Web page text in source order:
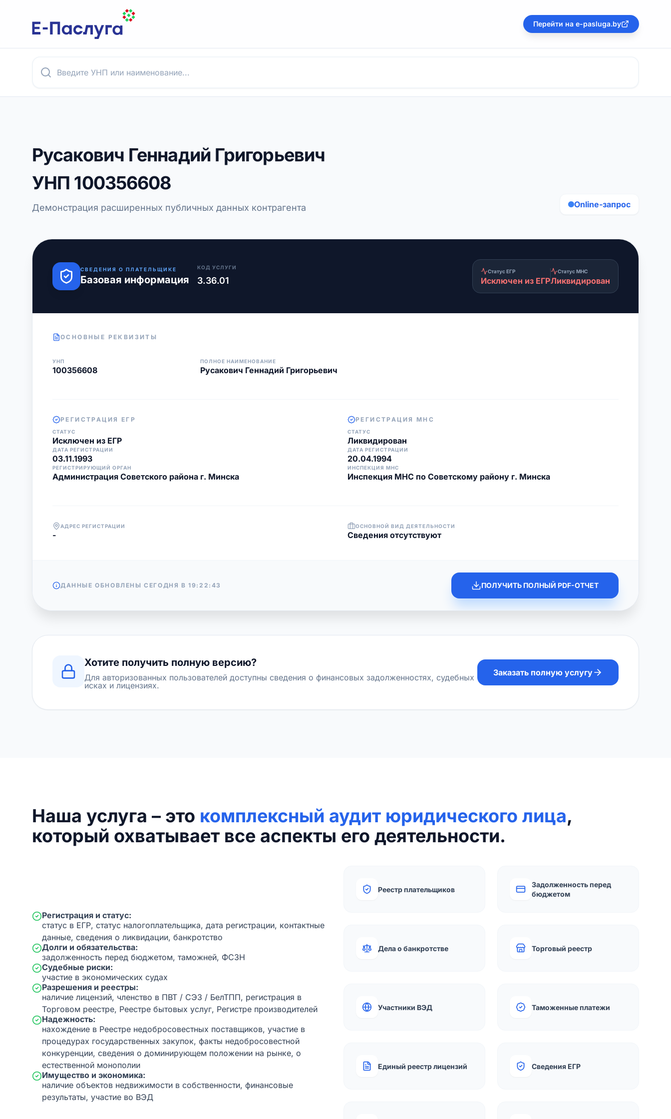
Перейти на e-pasluga.by
Русакович Геннадий Григорьевич
УНП 100356608
Демонстрация расширенных публичных данных контрагента Online-запрос
СВЕДЕНИЯ О ПЛАТЕЛЬЩИКЕ
Базовая информация
КОД УСЛУГИ
3.36.01
Статус ЕГР
Исключен из ЕГР
Статус МНС
Ликвидирован
ОСНОВНЫЕ РЕКВИЗИТЫ
УНП
100356608
ПОЛНОЕ НАИМЕНОВАНИЕ
Русакович Геннадий Григорьевич
РЕГИСТРАЦИЯ ЕГР
СТАТУС
Исключен из ЕГР
ДАТА РЕГИСТРАЦИИ
03.11.1993
РЕГИСТРИРУЮЩИЙ ОРГАН
Администрация Советского района г. Минска
РЕГИСТРАЦИЯ МНС
СТАТУС
Ликвидирован
ДАТА РЕГИСТРАЦИИ
20.04.1994
ИНСПЕКЦИЯ МНС
Инспекция МНС по Советскому району г. Минска
АДРЕС РЕГИСТРАЦИИ
-
ОСНОВНОЙ ВИД ДЕЯТЕЛЬНОСТИ
Cведения отсутствуют
ДАННЫЕ ОБНОВЛЕНЫ СЕГОДНЯ В19:22:43 ПОЛУЧИТЬ ПОЛНЫЙ PDF-ОТЧЕТ
Хотите получить полную версию?
Для авторизованных пользователей доступны сведения о финансовых задолженностях, судебных
исках и лицензиях.
Заказать полную услугу
Наша услуга – это комплексный аудит юридического лица,
который охватывает все аспекты его деятельности.
Регистрация и статус:
статус в ЕГР, статус налогоплательщика, дата регистрации, контактные
данные, сведения о ликвидации, банкротство
Долги и обязательства:
задолженность перед бюджетом, таможней, ФСЗН
Судебные риски:
участие в экономических судах
Разрешения и реестры:
наличие лицензий, членство в ПВТ / СЭЗ / БелТПП, регистрация в
Торговом реестре, Реестре бытовых услуг, Регистре производителей
Надежность:
нахождение в Реестре недобросовестных поставщиков, участие в
процедурах государственных закупок, факты недобросовестной
конкуренции, сведения о доминирующем положении на рынке, о
естественной монополии
Имущество и экономика:
наличие объектов недвижимости в собственности, финансовые
результаты, участие во ВЭД
Реестр плательщиков
Задолженность перед
бюджетом
Дела о банкротстве Торговый реестр
Участники ВЭД Таможенные платежи
Единый реестр лицензий Сведения ЕГР